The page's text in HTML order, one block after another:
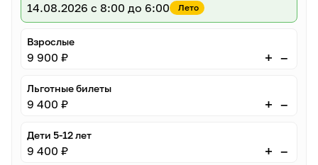
14.08.2026 с 8:00 до 6:00 Лето
Взрослые
9 900 ₽ + –
Льготные билеты
9 400 ₽ + –
Дети 5-12 лет
9 400 ₽ + –